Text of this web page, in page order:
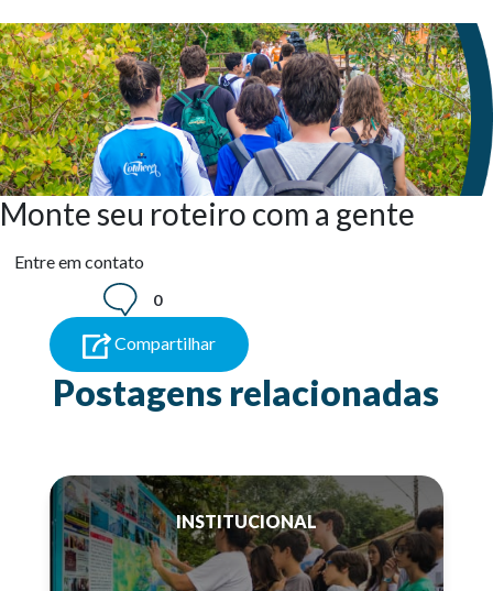
Monte seu roteiro com a gente
Entre em contato
0
Compartilhar
Postagens relacionadas
INSTITUCIONAL